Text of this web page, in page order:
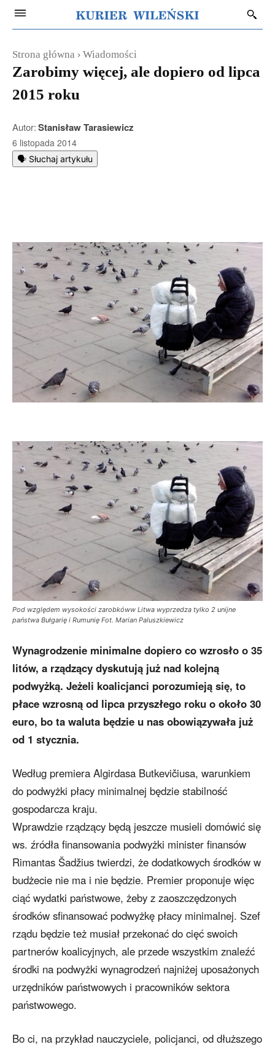
Strona główna Wiadomości
Zarobimy więcej, ale dopiero od lipca
2015 roku
Autor:Stanisław Tarasiewicz
6 listopada 2014
🗣️ Słuchaj artykułu
Pod względem wysokości zarobkóww Litwa wyprzedza tylko 2 unijne
państwa Bułgarię i Rumunię Fot. Marian Paluszkiewicz
Wynagrodzenie minimalne dopiero co wzrosło o 35
litów, a rządzący dyskutują już nad kolejną
podwyżką. Jeżeli koalicjanci porozumieją się, to
płace wzrosną od lipca przyszłego roku o około 30
euro, bo ta waluta będzie u nas obowiązywała już
od 1 stycznia.
Według premiera Algirdasa Butkevičiusa, warunkiem
do podwyżki płacy minimalnej będzie stabilność
gospodarcza kraju.
Wprawdzie rządzący będą jeszcze musieli domówić się
ws. źródła finansowania podwyżki minister finansów
Rimantas Šadžius twierdzi, że dodatkowych środków w
budżecie nie ma i nie będzie. Premier proponuje więc
ciąć wydatki państwowe, żeby z zaoszczędzonych
środków sfinansować podwyżkę płacy minimalnej. Szef
rządu będzie też musiał przekonać do cięć swoich
partnerów koalicyjnych, ale przede wszystkim znaleźć
środki na podwyżki wynagrodzeń najniżej uposażonych
urzędników państwowych i pracowników sektora
państwowego.
Bo ci, na przykład nauczyciele, policjanci, od dłuższego